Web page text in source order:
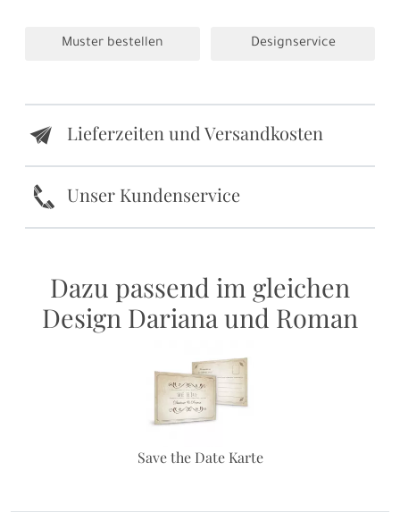
Muster bestellen Designservice
e Lieferzeiten und Versandkosten
k Unser Kundenservice
Dazu passend im gleichen
Design Dariana und Roman
Save the Date Karte